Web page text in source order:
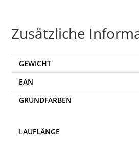
Zusätzliche
GEWICHT
EAN